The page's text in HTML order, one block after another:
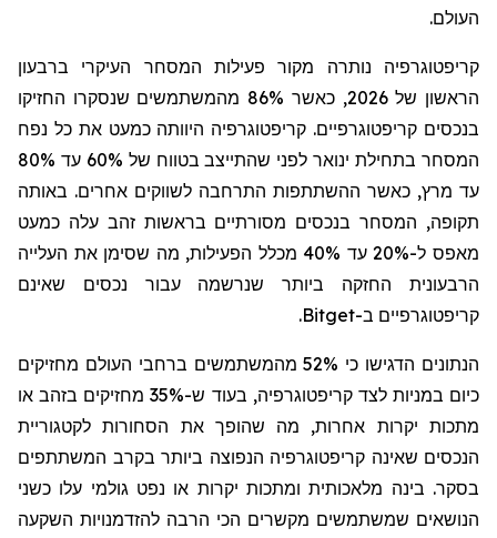
העולם.
קריפטוגרפיה נותרה מקור פעילות המסחר העיקרי ברבעון
הראשון של 2026, כאשר 86% מהמשתמשים שנסקרו החזיקו
בנכסים קריפטוגרפיים. קריפטוגרפיה היוותה כמעט את כל נפח
המסחר בתחילת ינואר לפני שהתייצב בטווח של 60% עד 80%
עד מרץ, כאשר ההשתתפות התרחבה לשווקים אחרים. באותה
תקופה, המסחר בנכסים מסורתיים בראשות זהב עלה כמעט
מאפס ל-20% עד 40% מכלל הפעילות, מה שסימן את העלייה
הרבעונית החזקה ביותר שנרשמה עבור נכסים שאינם
קריפטוגרפיים ב-Bitget
.
הנתונים הדגישו כי 52% מהמשתמשים ברחבי העולם מחזיקים
כיום במניות לצד קריפטוגרפיה
, בעוד ש-35% מחזיקים בזהב או
מתכות יקרות אחרות, מה שהופך את הסחורות לקטגוריית
הנכסים שאינה קריפטוגרפיה הנפוצה ביותר בקרב המשתתפים
בסקר. בינה מלאכותית ומתכות יקרות או נפט גולמי עלו כשני
הנושאים שמשתמשים מקשרים הכי הרבה להזדמנויות השקעה